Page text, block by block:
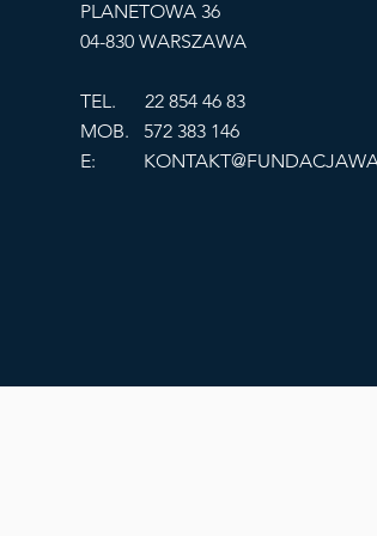
PLANETOWA 36
04-830 WARSZAWA
TEL. 22 854 46 83
MOB. 572 383 146
E: